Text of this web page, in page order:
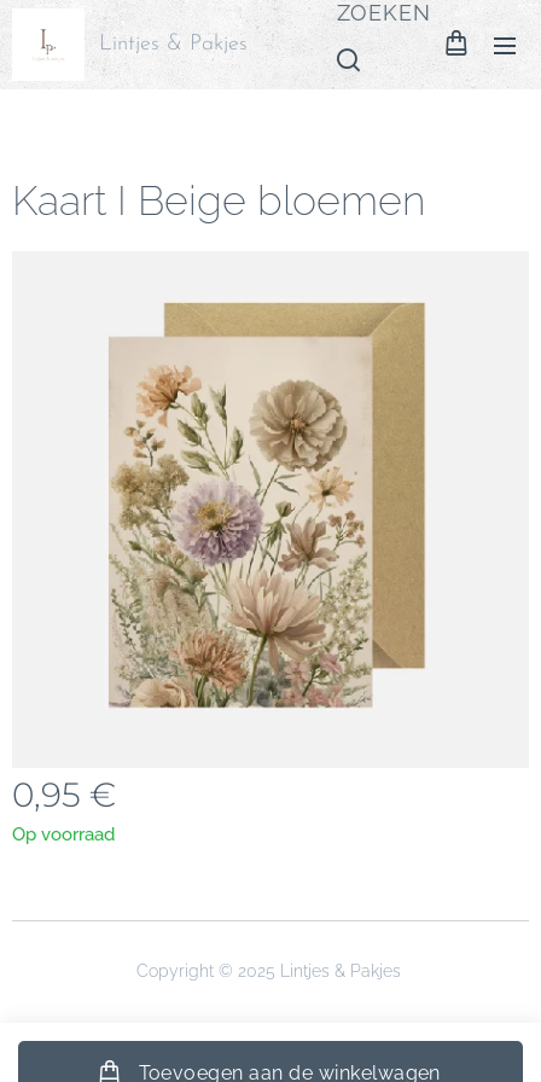
Lintjes & Pakjes
ZOEKEN
Kaart I Beige bloemen
0,95 €
Op voorraad
Toevoegen aan de winkelwagen
Copyright © 2025 Lintjes & Pakjes